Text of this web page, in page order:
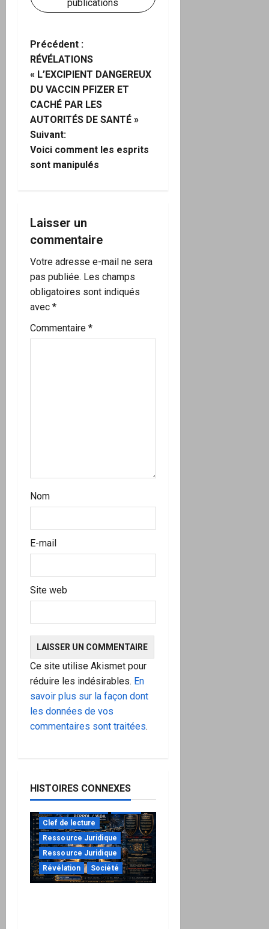
publications
N
a
v
i
g
a
i
o
n
d
’
l
e
Précédent :
RÉVÉLATIONS
« L’EXCIPIENT DANGEREUX
DU VACCIN PFIZER ET
CACHÉ PAR LES
AUTORITÉS DE SANTÉ »
Suivant:
Voici comment les esprits
sont manipulés
Laisser un
commentaire
Votre adresse e-mail ne sera
pas publiée. Les champs
obligatoires sont indiqués
avec *
Commentaire *
Nom
E-mail
Site web
Ce site utilise Akismet pour
réduire les indésirables. En
savoir plus sur la façon dont
les données de vos
commentaires sont traitées.
HISTOIRES CONNEXES
Clef de lecture
Ressource Juridique
Ressource Juridique
Révélation
Société